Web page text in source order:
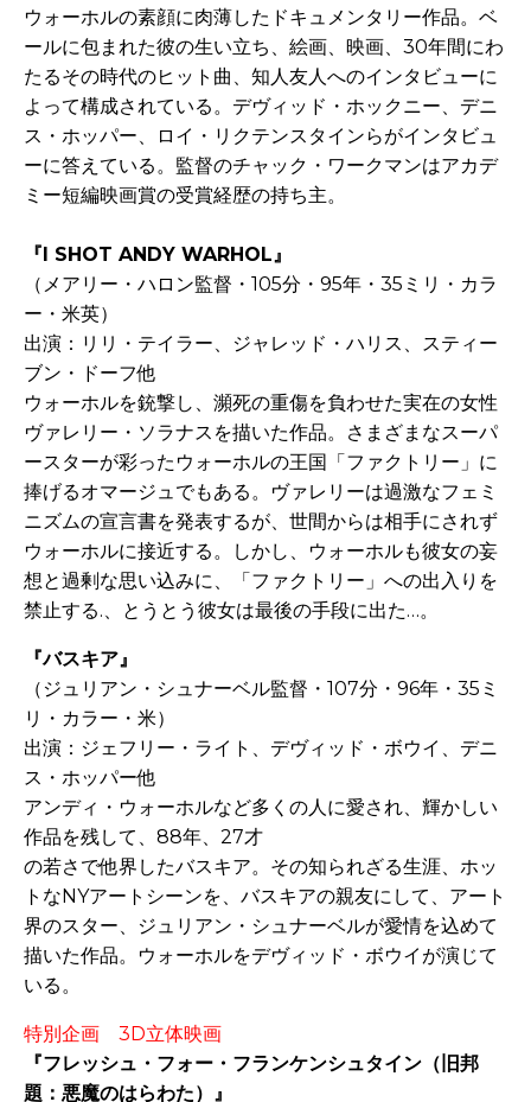
ウォーホルの素顔に肉薄したドキュメンタリー作品。ベ
ールに包まれた彼の生い立ち、絵画、映画、30年間にわ
たるその時代のヒット曲、知人友人へのインタビューに
よって構成されている。デヴィッド・ホックニー、デニ
ス・ホッパー、ロイ・リクテンスタインらがインタビュ
ーに答えている。監督のチャック・ワークマンはアカデ
ミー短編映画賞の受賞経歴の持ち主。
『I SHOT ANDY WARHOL』
（メアリー・ハロン監督・105分・95年・35ミリ・カラ
ー・米英）
出演：リリ・テイラー、ジャレッド・ハリス、スティー
ブン・ドーフ他
ウォーホルを銃撃し、瀕死の重傷を負わせた実在の女性
ヴァレリー・ソラナスを描いた作品。さまざまなスーパ
ースターが彩ったウォーホルの王国「ファクトリー」に
捧げるオマージュでもある。ヴァレリーは過激なフェミ
ニズムの宣言書を発表するが、世間からは相手にされず
ウォーホルに接近する。しかし、ウォーホルも彼女の妄
想と過剰な思い込みに、「ファクトリー」への出入りを
禁止する.、とうとう彼女は最後の手段に出た…。
『バスキア』
（ジュリアン・シュナーベル監督・107分・96年・35ミ
リ・カラー・米）
出演：ジェフリー・ライト、デヴィッド・ボウイ、デニ
ス・ホッパー他
アンディ・ウォーホルなど多くの人に愛され、輝かしい
作品を残して、88年、27才
の若さで他界したバスキア。その知られざる生涯、ホッ
トなNYアートシーンを、バスキアの親友にして、アート
界のスター、ジュリアン・シュナーベルが愛情を込めて
描いた作品。ウォーホルをデヴィッド・ボウイが演じて
いる。
特別企画 3D立体映画
『フレッシュ・フォー・フランケンシュタイン（旧邦
題：悪魔のはらわた）』